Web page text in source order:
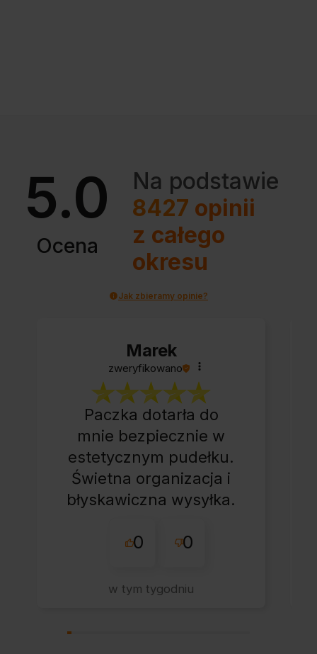
5.0
Ocena
Na podstawie
8427 opinii
z całego
okresu
Jak zbieramy opinie?
Marek
zweryfikowano
Paczka dotarła do
mnie bezpiecznie w
estetycznym pudełku.
Świetna organizacja i
błyskawiczna wysyłka.
sklepu nie pierwszy
wszystko perfekt.
0 0
w tym tygodniu